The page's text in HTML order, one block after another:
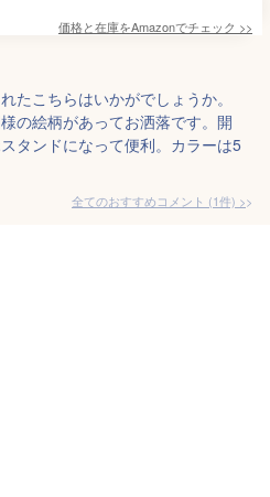
価格と在庫をAmazonでチェック >>
たこちらはいかがでしょうか。
の絵柄があってお洒落です。開
タンドになって便利。カラーは5
全てのおすすめコメント (1件) >